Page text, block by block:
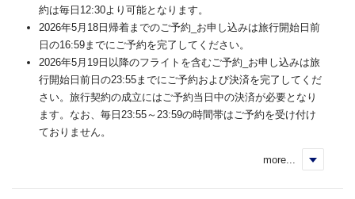
約は毎日12:30より可能となります。
2026年5月18日帰着までのご予約_お申し込みは旅行開始日前
日の16:59までにご予約を完了してください。
2026年5月19日以降のフライトを含むご予約_お申し込みは旅
行開始日前日の23:55までにご予約および決済を完了してくだ
さい。旅行契約の成立にはご予約当日中の決済が必要となり
ます。なお、毎日23:55～23:59の時間帯はご予約を受け付け
ておりません。
more...